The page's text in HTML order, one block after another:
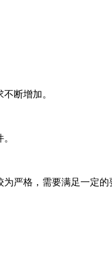
断增加。
严格，需要满足一定的